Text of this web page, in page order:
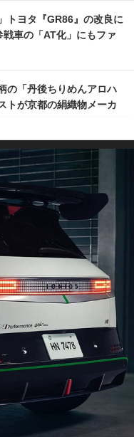
トヨタ『GR86』の改良に
車の「AT化」にもファ
の「丹後ちりめんアロハ
トが京都の絹織物メーカ